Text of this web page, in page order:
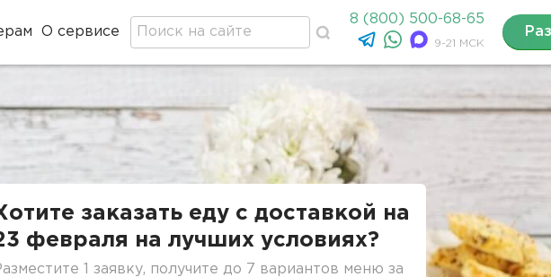
О сервисе
8 (800) 500-68-65
9-21 МСК
заказать еду с доставкой на
февраля на лучших условиях?
1 заявку, получите до 7 вариантов меню за